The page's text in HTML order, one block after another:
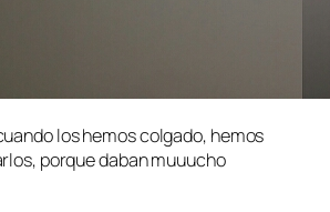
los hemos colgado, hemos
porque daban muuucho